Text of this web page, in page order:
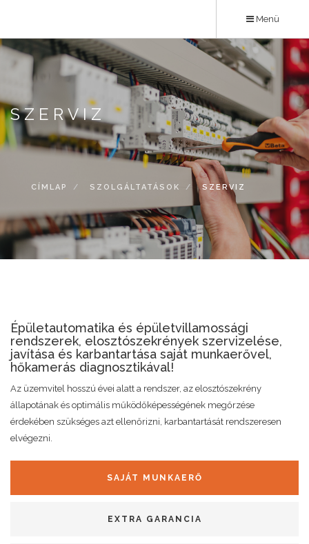
tartalomra
Menü
SZERVIZ
CÍMLAP SZOLGÁLTATÁSOK SZERVIZ
Épületautomatika és épületvillamossági
rendszerek, elosztószekrények szervizelése,
javítása és karbantartása saját munkaerővel,
hőkamerás diagnosztikával!
Az üzemvitel hosszú évei alatt a rendszer, az elosztószekrény
állapotának és optimális működőképességének megőrzése
érdekében szükséges azt ellenőrizni, karbantartását rendszeresen
elvégezni.
SAJÁT MUNKAERŐ
EXTRA GARANCIA